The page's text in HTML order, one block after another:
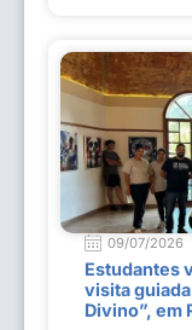
09/07/2026
Estudantes
visita
Divino”, em